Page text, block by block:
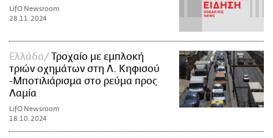
LifO Newsroom
28.11.2024
Ελλάδα
Τροχαίο με εμπλοκή
τριών οχημάτων στη Λ. Κηφισού
-Μποτιλιάρισμα στο ρεύμα προς
Λαμία
LifO Newsroom
18.10.2024